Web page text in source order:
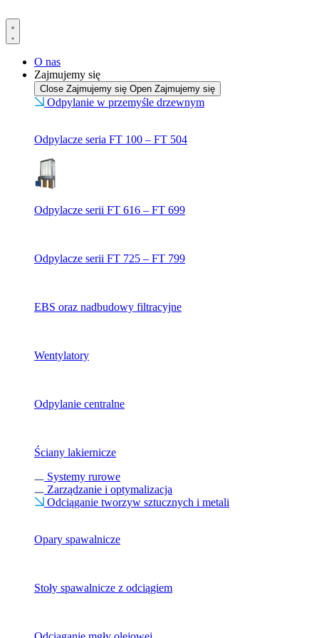
do
treści
O nas
Zajmujemy się
Close Zajmujemy się Open Zajmujemy się
Odpylanie w przemyśle drzewnym
Odpylacze seria FT 100 – FT 504
Odpylacze serii FT 616 – FT 699
Odpylacze serii FT 725 – FT 799
EBS oraz nadbudowy filtracyjne
Wentylatory
Odpylanie centralne
Ściany lakiernicze
Systemy rurowe
Zarządzanie i optymalizacja
Odciąganie tworzyw sztucznych i metali
Opary spawalnicze
Stoły spawalnicze z odciągiem